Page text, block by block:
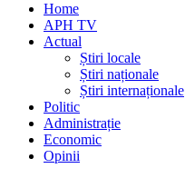
Home
APH TV
Actual
Știri locale
Știri naționale
Știri internaționale
Politic
Administrație
Economic
Opinii